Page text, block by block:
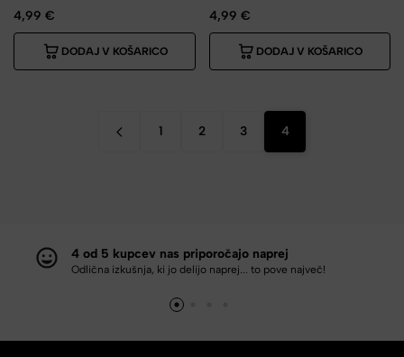
4,99 €
DODAJ V KOŠARICO
4,99 €
DODAJ V KOŠARICO
1 2 3 4
4 od 5 kupcev nas priporočajo naprej
Odlična izkušnja, ki jo delijo naprej... to pove največ!